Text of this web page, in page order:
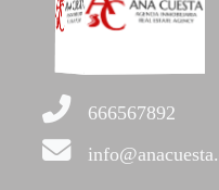
666567892